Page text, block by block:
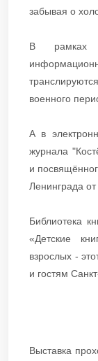
забывая о
В рамках
военного
А в
журнала
и
Ленинграда от
Библиотека
«Детские
взрослых -
и гостям
Выставка